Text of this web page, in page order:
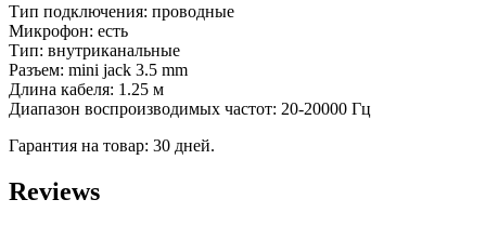
3.5mm
(silver)
ZBW4358TY
quantity
Тип подключения: проводные
Микрофон: есть
Тип: внутриканальные
Разъем: mini jack 3.5 mm
Длина кабеля: 1.25 м
Диапазон воспроизводимых частот: 20-20000 Гц
Гарантия на товар: 30 дней.
Reviews